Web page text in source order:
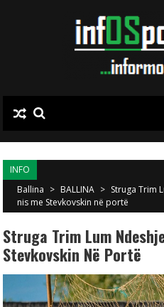
INFO
Ballina > BALLINA > Struga Trim
nis me Stevkovskin në portë
Struga Trim Lum
Stevkovskin Në Portë